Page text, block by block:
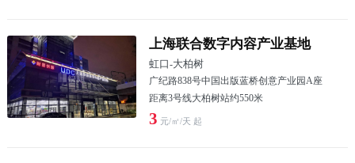
上海联合数字内容产业基地
虹口-大柏树
广纪路838号中国出版蓝桥创意产业园A座
距离3号线大柏树站约550米
3 元/㎡/天 起